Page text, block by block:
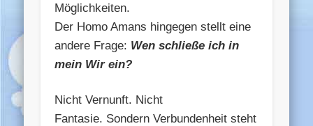
Möglichkeiten.
Der Homo Amans hingegen stellt eine
andere Frage: Wen schließe ich in
mein Wir ein?
Nicht Vernunft. Nicht
Fantasie. Sondern Verbundenheit steht